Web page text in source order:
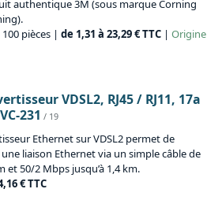
authentique 3M (sous marque Corning
pièces | de 1,31 à 23,29 € TTC | Origine
VDSL2, RJ45 / RJ11, 17a
231 / 19
Ethernet sur VDSL2 permet de
liaison Ethernet via un simple câble de
et 50/2 Mbps jusqu’à 1,4 km.
€ TTC